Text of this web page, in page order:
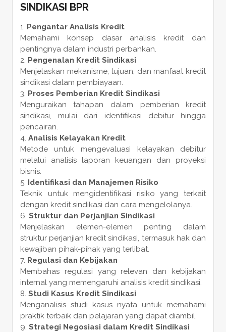
SINDIKASI BPR
Pengantar Analisis Kredit
Memahami konsep dasar analisis kredit dan
pentingnya dalam industri perbankan.
Pengenalan Kredit Sindikasi
Menjelaskan mekanisme, tujuan, dan manfaat kredit
sindikasi dalam pembiayaan.
Proses Pemberian Kredit Sindikasi
Menguraikan tahapan dalam pemberian kredit
sindikasi, mulai dari identifikasi debitur hingga
pencairan.
Analisis Kelayakan Kredit
Metode untuk mengevaluasi kelayakan debitur
melalui analisis laporan keuangan dan proyeksi
bisnis.
Identifikasi dan Manajemen Risiko
Teknik untuk mengidentifikasi risiko yang terkait
dengan kredit sindikasi dan cara mengelolanya.
Struktur dan Perjanjian Sindikasi
Menjelaskan elemen-elemen penting dalam
struktur perjanjian kredit sindikasi, termasuk hak dan
kewajiban pihak-pihak yang terlibat.
Regulasi dan Kebijakan
Membahas regulasi yang relevan dan kebijakan
internal yang memengaruhi analisis kredit sindikasi.
Studi Kasus Kredit Sindikasi
Menganalisis studi kasus nyata untuk memahami
praktik terbaik dan pelajaran yang dapat diambil.
Strategi Negosiasi dalam Kredit Sindikasi